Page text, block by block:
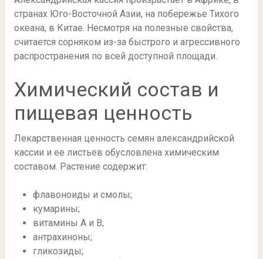
странах Юго-Восточной Азии, на побережье Тихого
океана, в Китае. Несмотря на полезные свойства,
считается сорняком из-за быстрого и агрессивного
распространения по всей доступной площади.
Химический состав и
пищевая ценность
Лекарственная ценность семян александрийской
кассии и ее листьев обусловлена химическим
составом. Растение содержит:
флавоноиды и смолы;
кумарины;
витамины А и В;
антрахиноны;
гликозиды;